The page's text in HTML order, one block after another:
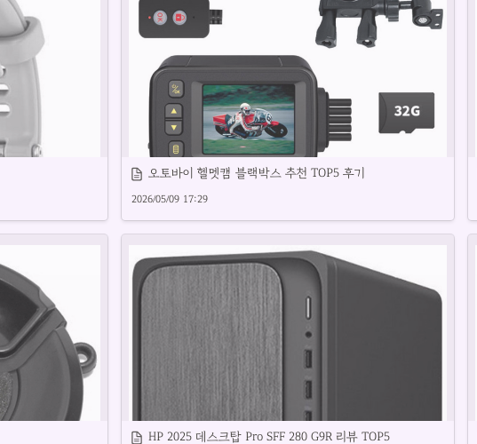
신뢰할 수 있는 오토바이블랙박스 제품을 소개합니다.
오토바이 헬멧캠 블랙박스 추천 TOP5 후기
2026/05/09 17:29
HP 2025 데스크탑 Pro SFF 280 G9R 리뷰 TOP5